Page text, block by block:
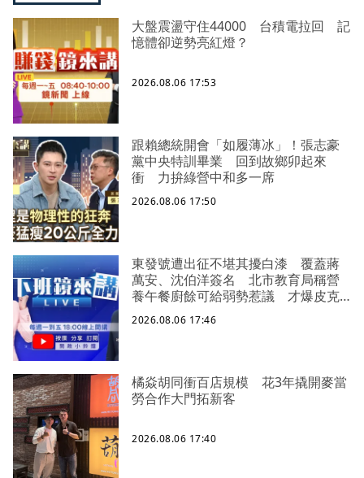
大盤震盪守住44000 台積電拉回 記
憶體卻逆勢亮紅燈？
2026.08.06 17:53
跟賴總統開會「如履薄冰」！張志豪
黨中央特訓畢業 回到故鄉卯起來
衝 力拚綠營中和多一席
2026.08.06 17:50
東發號遭出征不堪其擾白漆 覆蓋蔣
萬安、沈伯洋簽名 北市教育局稱營
養午餐廚餘可給弱勢惹議 才爆皮克
敏侵權 陳智菡幫柯文哲慶生又踩雷！
生日改戴電子手環 曝柯文哲想法：
2026.08.06 17:46
橘焱胡同衝百店規模 花3年撬開麥當
勞合作大門拓新客
2026.08.06 17:40